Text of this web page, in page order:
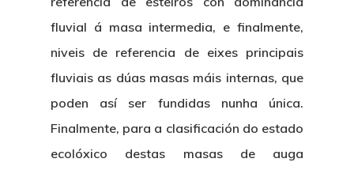
fluvial á masa intermedia, e finalmente,
niveis de referencia de eixes principais
fluviais as dúas masas máis internas, que
poden así ser fundidas nunha única.
Finalmente, para a clasificación do estado
ecolóxico destas masas de auga